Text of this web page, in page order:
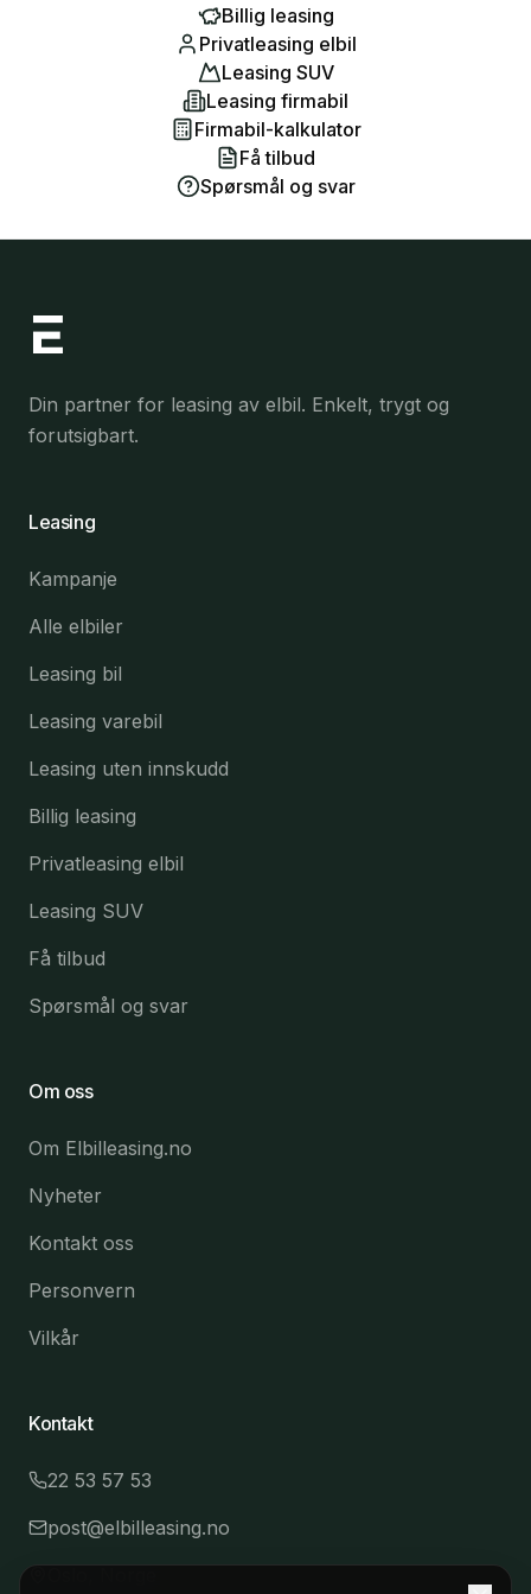
Billig leasing
Privatleasing elbil
Leasing SUV
Leasing firmabil
Firmabil-kalkulator
Få tilbud
Spørsmål og svar
Din partner for leasing av elbil. Enkelt, trygt og
forutsigbart.
Leasing
Kampanje
Alle elbiler
Leasing bil
Leasing varebil
Leasing uten innskudd
Billig leasing
Privatleasing elbil
Leasing SUV
Få tilbud
Spørsmål og svar
Om oss
Om Elbilleasing.no
Nyheter
Kontakt oss
Personvern
Vilkår
Kontakt
22 53 57 53
post@elbilleasing.no